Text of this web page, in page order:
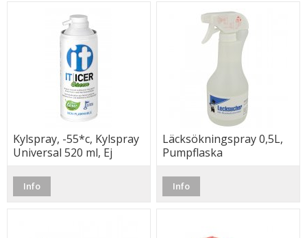
Kylspray, -55*c, Kylspray
Universal 520 ml, Ej
Info
Läcksökningspray 0,5L,
Pumpflaska
Info